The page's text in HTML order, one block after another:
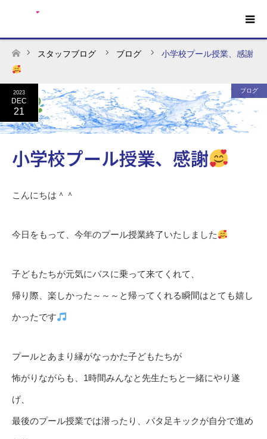
ホーム
スタッフブログ ブログ 小学校プール授業、感謝
2023
DEC
21
ブログ
小学校プール授業、感謝
こんにちは＾＾
今日をもって、今年のプール授業終了いたしました
子どもたちが元気にバスに乗って来てくれて、
帰り際、楽しかった～～～と帰ってくれる瞬間はとても嬉し
かったです
プールとあまり縁がなっかた子どもたちが
怖がりながらも、1時間みんなと先生たちと一緒にやり遂
げ、
最後のプール授業では潜ったり、バタ足キックが自分で進め